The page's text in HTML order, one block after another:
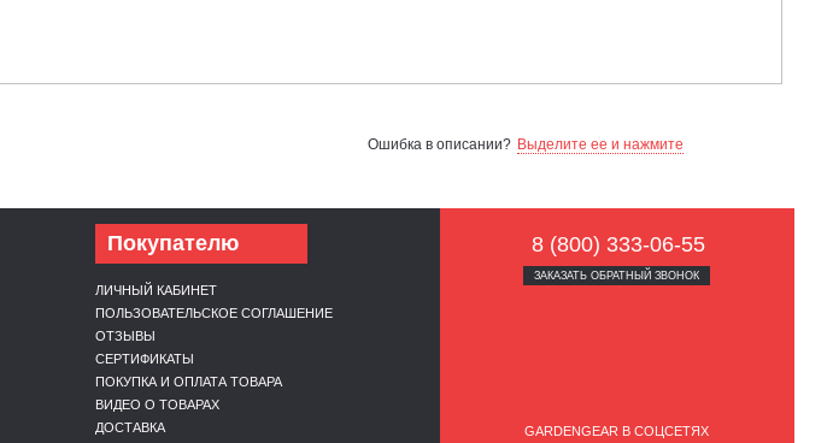
Ошибка в описании? Выделите ее и нажмите
Покупателю
ЛИЧНЫЙ КАБИНЕТ
ПОЛЬЗОВАТЕЛЬСКОЕ СОГЛАШЕНИЕ
ОТЗЫВЫ
СЕРТИФИКАТЫ
ПОКУПКА И ОПЛАТА ТОВАРА
ВИДЕО О ТОВАРАХ
ДОСТАВКА
8 (800) 333-06-55
ЗАКАЗАТЬ ОБРАТНЫЙ ЗВОНОК
GARDENGEAR В СОЦСЕТЯХ